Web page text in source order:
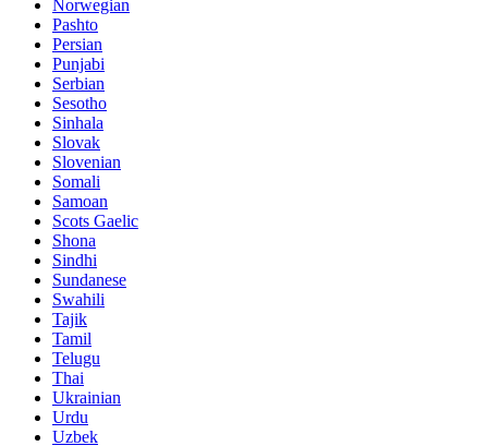
Norwegian
Pashto
Persian
Punjabi
Serbian
Sesotho
Sinhala
Slovak
Slovenian
Somali
Samoan
Scots Gaelic
Shona
Sindhi
Sundanese
Swahili
Tajik
Tamil
Telugu
Thai
Ukrainian
Urdu
Uzbek